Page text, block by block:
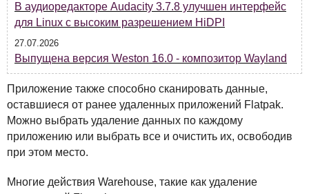
В аудиоредакторе Audacity 3.7.8 улучшен интерфейс
для Linux с высоким разрешением HiDPI
27.07.2026
Выпущена версия Weston 16.0 - композитор Wayland
Приложение также способно сканировать данные,
оставшиеся от ранее удаленных приложений Flatpak.
Можно выбрать удаление данных по каждому
приложению или выбрать все и очистить их, освободив
при этом место.
Многие действия Warehouse, такие как удаление